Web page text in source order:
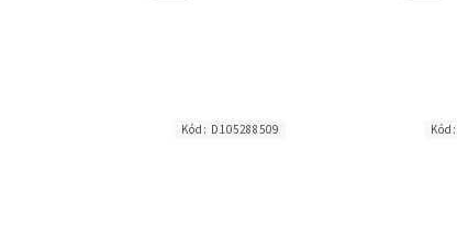
Kód: D105288509 Kód: